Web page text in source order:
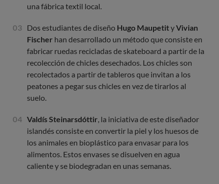
una fábrica textil local.
Dos estudiantes de diseño Hugo MaupetityVivian
Fischer han desarrollado un método que consiste en
fabricar ruedas recicladas de skateboard a partir de la
recolección de chicles desechados. Los chicles son
recolectados a partir de tableros que invitan a los
peatones a pegar sus chicles en vez de tirarlos al
suelo.
Valdís Steinarsdóttir, la iniciativa de este diseñador
islandés consiste en convertir la piel y los huesos de
los animales en bioplástico para envasar para los
alimentos. Estos envases se disuelven en agua
caliente y se biodegradan en unas semanas.